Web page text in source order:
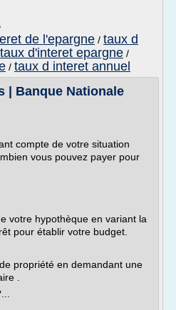
de l'epargne / taux d
taux d'interet epargne /
/ taux d interet annuel
| Banque Nationale
compte de votre situation
vous pouvez payer pour
votre hypothèque en variant la
pour établir votre budget.
propriété en demandant une
.